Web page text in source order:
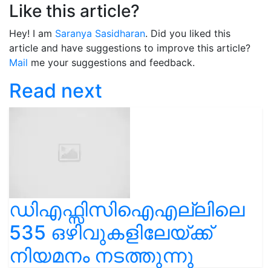
Like this article?
Hey! I am Saranya Sasidharan. Did you liked this
article and have suggestions to improve this article?
Mail me your suggestions and feedback.
Read next
ഡിഎഫ്സിസിഐഎല്ലിലെ
535 ഒഴിവുകളിലേയ്ക്ക്
നിയമനം നടത്തുന്നു